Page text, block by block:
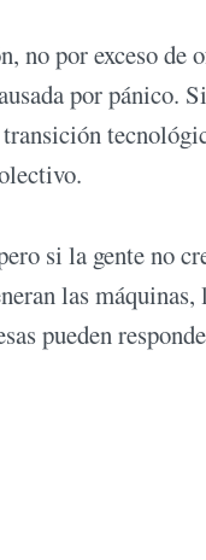
no por exceso
por pánico.
si la gente no
las máquinas,
pueden